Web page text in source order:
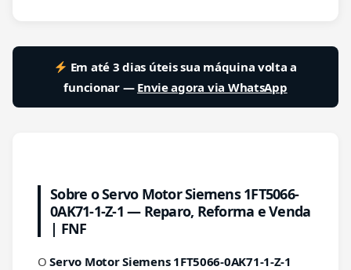
Em até 3 dias úteis sua máquina volta a
funcionar — Envie agora via WhatsApp
Sobre o Servo Motor Siemens 1FT5066-
0AK71-1-Z-1 — Reparo, Reforma e Venda
| FNF
OServo Motor Siemens 1FT5066-0AK71-1-Z-1